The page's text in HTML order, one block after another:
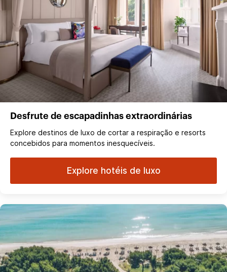
Desfrute de escapadinhas extraordinárias
Explore destinos de luxo de cortar a respiração e resorts
concebidos para momentos inesquecíveis.
Explore hotéis de luxo